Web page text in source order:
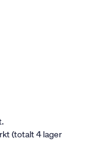
(totalt 4 lager